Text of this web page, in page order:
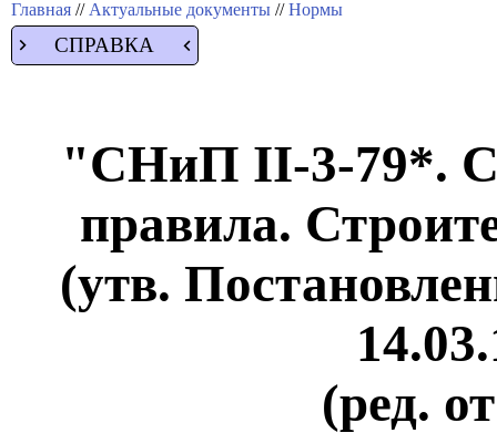
Главная // Актуальные документы //Нормы
СПРАВКА
"СНиП II-3-79*.
правила.
(утв.
(ред.